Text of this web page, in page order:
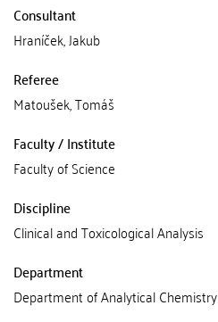
Consultant
Hraníček, Jakub
Referee
Matoušek, Tomáš
Faculty / Institute
Faculty of Science
Discipline
Clinical and Toxicological Analysis
Department
Department of Analytical Chemistry